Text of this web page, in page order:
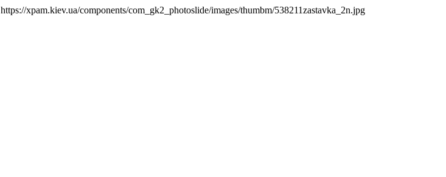
https://xpam.kiev.ua/components/com_gk2_photoslide/images/thumbm/538211zastavka_2n.jpg